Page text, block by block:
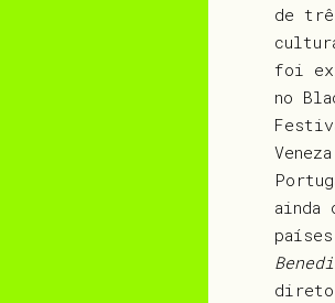
de
foi
no
ainda